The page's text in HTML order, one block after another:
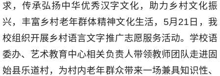
求，传承弘扬中华优秀汉字文化，助力乡村文化振
兴，丰富乡村老年群体精神文化生活，5月21日，我
校组织开展乡村语言文字推广志愿服务活动。学校语
委办、艺术教育中心相关负责人带领教师团队走进固
始县乐道村，为村内老年群众带来一场兼具知识性、